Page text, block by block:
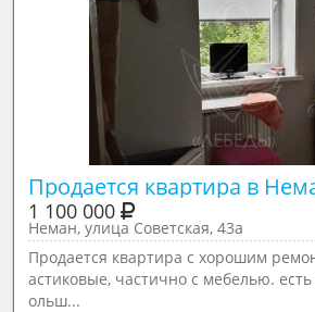
Продается квартира в
1 100 000
Неман, улица Советская, 43а
Продается квартира с хорошим
астиковые, частично с мебелью.
ольш...